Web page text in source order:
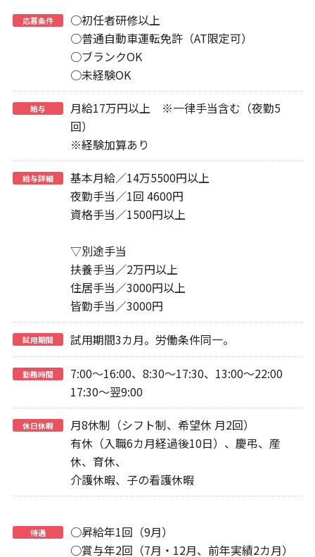
応募条件
○初任者研修以上
○普通自動車運転免許（AT限定可）
○ブランクOK
○未経験OK
給与
月給17万円以上 ※一律手当含む（夜勤5
回）
※経験加算あり
給与詳細
基本月給／14万5500円以上
夜勤手当／1回 4600円
資格手当／1500円以上
▽別途手当
扶養手当／2万円以上
住居手当／3000円以上
皆勤手当／3000円
試用期間 試用期間3カ月。労働条件同一。
勤務時間
7:00～16:00、8:30～17:30、13:00～22:00
17:30～翌9:00
休日休暇
月8休制（シフト制、希望休 月2回）
有休（入職6カ月経過後10日）、慶弔、産
休、育休、
介護休暇、子の看護休暇
待遇
○昇給年1回（9月）
○賞与年2回（7月・12月、前年実績2カ月）